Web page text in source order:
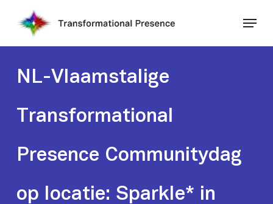
NL-Vlaamstalige
Transformational
Presence Communitydag
op locatie: Sparkle* in